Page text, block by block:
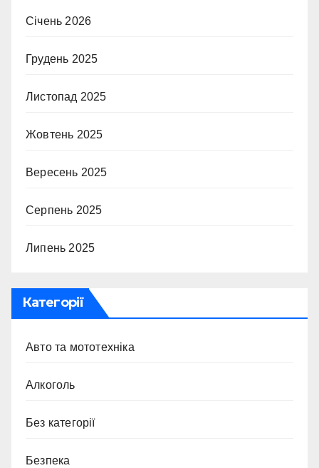
Січень 2026
Грудень 2025
Листопад 2025
Жовтень 2025
Вересень 2025
Серпень 2025
Липень 2025
Категорії
Авто та мототехніка
Алкоголь
Без категорії
Безпека